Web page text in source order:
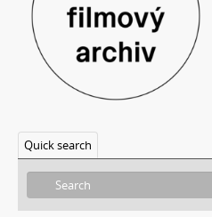
Quick search
[Subseries] O ničem
[Subseries] Motýl v
[Subseries] Setkání
[Subseries] Moře v
[Subseries] Květomluva
[Subseries] Už nikdy
[Subseries] Hranice –
[Subseries] Můj osobní